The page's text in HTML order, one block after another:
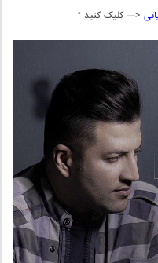
<— کلیک کنید “